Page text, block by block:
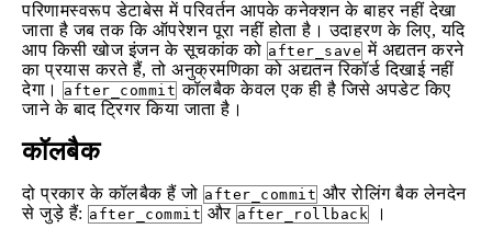
परिणामस्वरूप डेटाबेस में परिवर्तन आपके कनेक्शन के बाहर नहीं देखा
जाता है जब तक कि ऑपरेशन पूरा नहीं होता है। उदाहरण के लिए, यदि
आप किसी खोज इंजन के सूचकांक को after_save में अद्यतन करने
का प्रयास करते हैं, तो अनुक्रमणिका को अद्यतन रिकॉर्ड दिखाई नहीं
देगा।
after_commit कॉलबैक केवल एक ही है जिसे अपडेट किए
जाने के बाद ट्रिगर किया जाता है।
कॉलबैक
दो प्रकार के कॉलबैक हैं जो after_commit और रोलिंग बैक लेनदेन
से जुड़े हैं: after_commit और after_rollback ।